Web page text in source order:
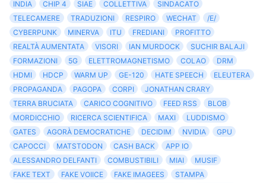
INDIA
CHIP 4 SIAE COLLETTIVA
SINDACATO
TELECAMERE
TRADUZIONI RESPIRO WECHAT
/E/
CYBERPUNK
MINERVA ITU FREDIANI
PROFITTO
REALTÀ AUMENTATA
VISORI IAN MURDOCK
SUCHIR BALAJI
FORMAZIONI
5G ELETTROMAGNETISMO COLAO
DRM
HDMI
HDCP WARM UP GE-120 HATE SPEECH
ELEUTERA
PROPAGANDA
PAGOPA CORPI
JONATHAN CRARY
TERRA BRUCIATA
CARICO COGNITIVO FEED RSS
BLOB
MORDICCHIO
RICERCA SCIENTIFICA MAXI
LUDDISMO
GATES
AGORÀ DEMOCRATICHE DECIDIM NVIDIA
GPU
CAPOCCI
MATSTODON CASH BACK
APP IO
ALESSANDRO DELFANTI
COMBUSTIBILI MIAI
MUSIF
FAKE TEXT
FAKE VOIICE FAKE IMAGEES
STAMPA